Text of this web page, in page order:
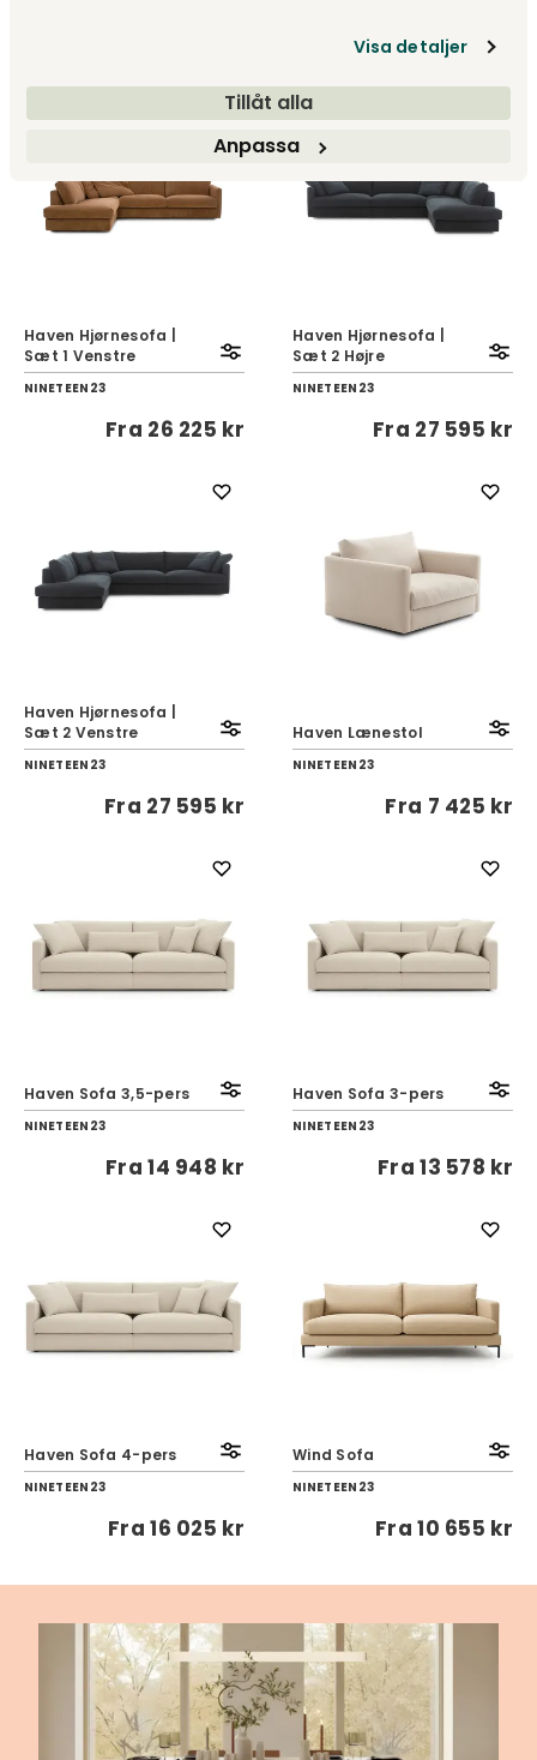
Visa detaljer
Tillåt alla
Anpassa
Fra26 225 kr
Haven Hjørnesofa |
Sæt 1 Venstre
NINETEEN23
Fra 26 225 kr
Haven Hjørnesofa |
Sæt 2 Højre
NINETEEN23
Fra 27 595 kr
Haven Hjørnesofa |
Sæt 2 Venstre
NINETEEN23
Fra 27 595 kr
Haven Lænestol
NINETEEN23
Fra 7 425 kr
Haven Sofa 3,5-pers
NINETEEN23
Fra14 948 kr
Haven Sofa 3-pers
NINETEEN23
Fra13 578 kr
Haven Sofa 4-pers
NINETEEN23
Fra16 025 kr
Wind Sofa
NINETEEN23
Fra10 655 kr